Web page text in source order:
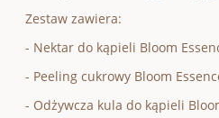
Zestaw zawiera:
- Nektar do kąpieli Bloom
- Peeling cukrowy Bloom
- Odżywcza kula do kąpieli